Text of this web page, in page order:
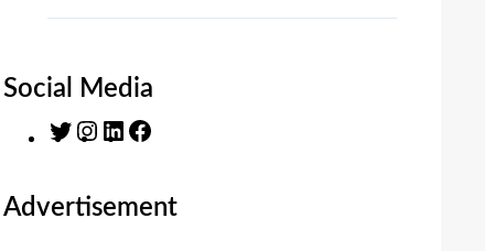
Social Media
T
i
I
s
L
n
c
Advertisement